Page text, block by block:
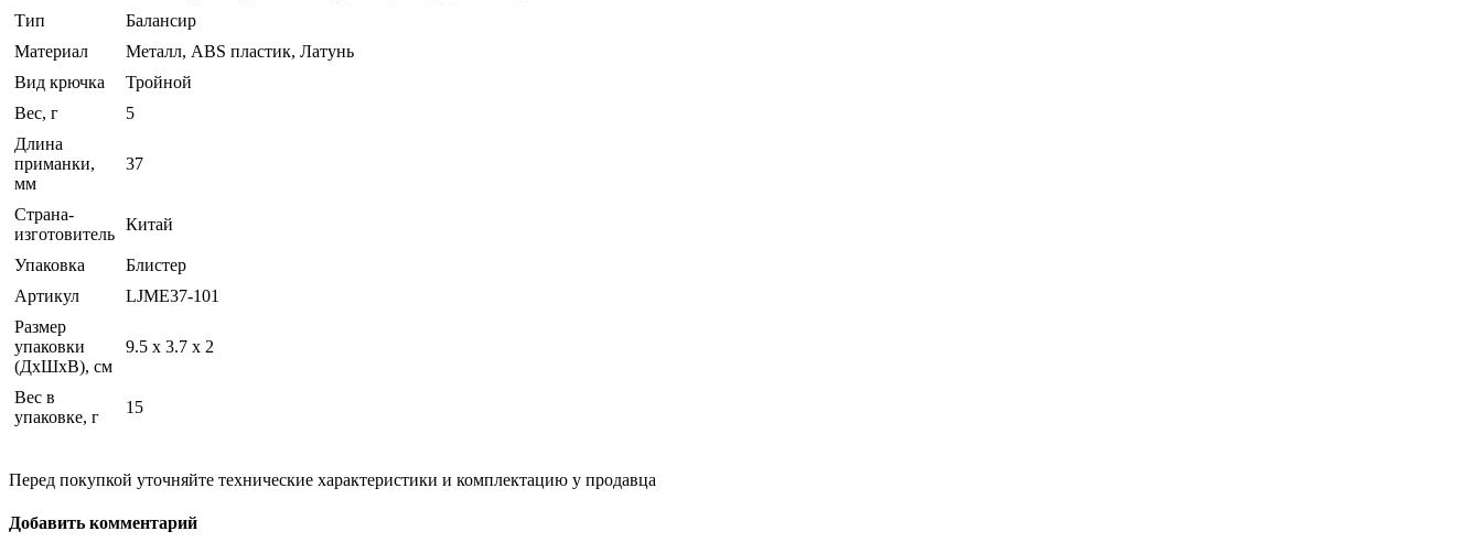
Тип
Балансир
Материал
Металл, ABS пластик, Латунь
Вид крючка
Тройной
Вес, г
5
Длина
приманки,
мм
37
Страна-
изготовитель
Китай
Упаковка
Блистер
Артикул
LJME37-101
Размер
упаковки
(ДхШхВ), см
9.5 х 3.7 х 2
Вес в
упаковке, г
15
Перед покупкой уточняйте технические характеристики и комплектацию у продавца
Добавить комментарий